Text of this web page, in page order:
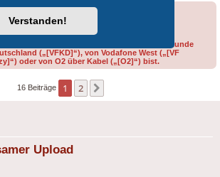
Verstanden!
eines Threads im Feld „Präfix“ an, ob du Kunde
(„[VFKD]“), von Vodafone West („[VF
oder von O2 über Kabel („[O2]“) bist.
16 Beiträge 1 2
Upload